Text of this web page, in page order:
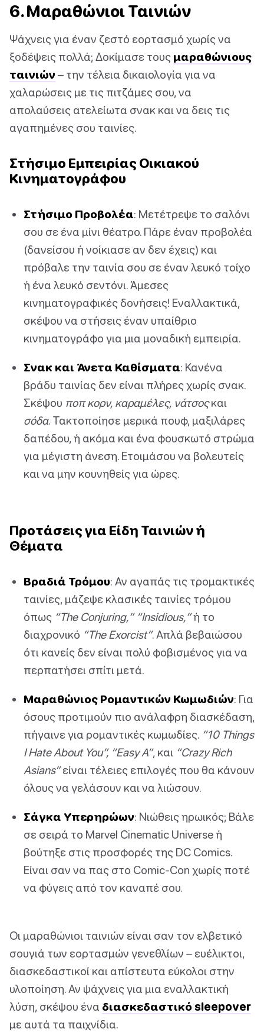
6. Μαραθώνιοι Ταινιών
Ψάχνεις για έναν ζεστό εορτασμό χωρίς να
ξοδέψεις πολλά; Δοκίμασε τους μαραθώνιους
ταινιών– την τέλεια δικαιολογία για να
χαλαρώσεις με τις πιτζάμες σου, να
απολαύσεις ατελείωτα σνακ και να δεις τις
αγαπημένες σου ταινίες.
Στήσιμο Εμπειρίας Οικιακού
Κινηματογράφου
Στήσιμο Προβολέα: Μετέτρεψε το σαλόνι
σου σε ένα μίνι θέατρο. Πάρε έναν προβολέα
(δανείσου ή νοίκιασε αν δεν έχεις) και
πρόβαλε την ταινία σου σε έναν λευκό τοίχο
ή ένα λευκό σεντόνι. Άμεσες
κινηματογραφικές δονήσεις! Εναλλακτικά,
σκέψου να στήσεις έναν υπαίθριο
κινηματογράφο για μια μοναδική εμπειρία.
Σνακ και Άνετα Καθίσματα: Κανένα
βράδυ ταινίας δεν είναι πλήρες χωρίς σνακ.
Σκέψου ποπ κορν, καραμέλες, νάτσοςκαι
σόδα. Τακτοποίησε μερικά πουφ, μαξιλάρες
δαπέδου, ή ακόμα και ένα φουσκωτό στρώμα
για μέγιστη άνεση. Ετοιμάσου να βολευτείς
και να μην κουνηθείς για ώρες.
Προτάσεις για Είδη Ταινιών ή
Θέματα
Βραδιά Τρόμου: Αν αγαπάς τις τρομακτικές
ταινίες, μάζεψε κλασικές ταινίες τρόμου
όπως “The Conjuring,” “Insidious,”ή το
διαχρονικό “The Exorcist”. Απλά βεβαιώσου
ότι κανείς δεν είναι πολύ φοβισμένος για να
περπατήσει σπίτι μετά.
Μαραθώνιος Ρομαντικών Κωμωδιών: Για
όσους προτιμούν πιο ανάλαφρη διασκέδαση,
πήγαινε για ρομαντικές κωμωδίες. “10 Things
I Hate About You”, “Easy A”, και “Crazy Rich
Asians”είναι τέλειες επιλογές που θα κάνουν
όλους να γελάσουν και να λιώσουν.
Σάγκα Υπερηρώων: Νιώθεις ηρωικός; Βάλε
σε σειρά το Marvel Cinematic Universe ή
βούτηξε στις προσφορές της DC Comics.
Είναι σαν να πας στο Comic-Con χωρίς ποτέ
να φύγεις από τον καναπέ σου.
Οι μαραθώνιοι ταινιών είναι σαν τον ελβετικό
σουγιά των εορτασμών γενεθλίων – ευέλικτοι,
διασκεδαστικοί και απίστευτα εύκολοι στην
υλοποίηση. Αν ψάχνεις για μια εναλλακτική
λύση, σκέψου ένα διασκεδαστικό sleepover
με αυτά τα παιχνίδια.